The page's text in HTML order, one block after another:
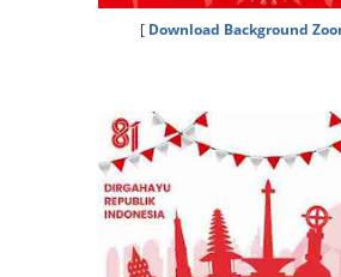
[ Download Background